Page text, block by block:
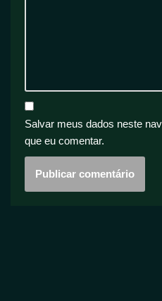
Salvar meus dados neste
que eu comentar.